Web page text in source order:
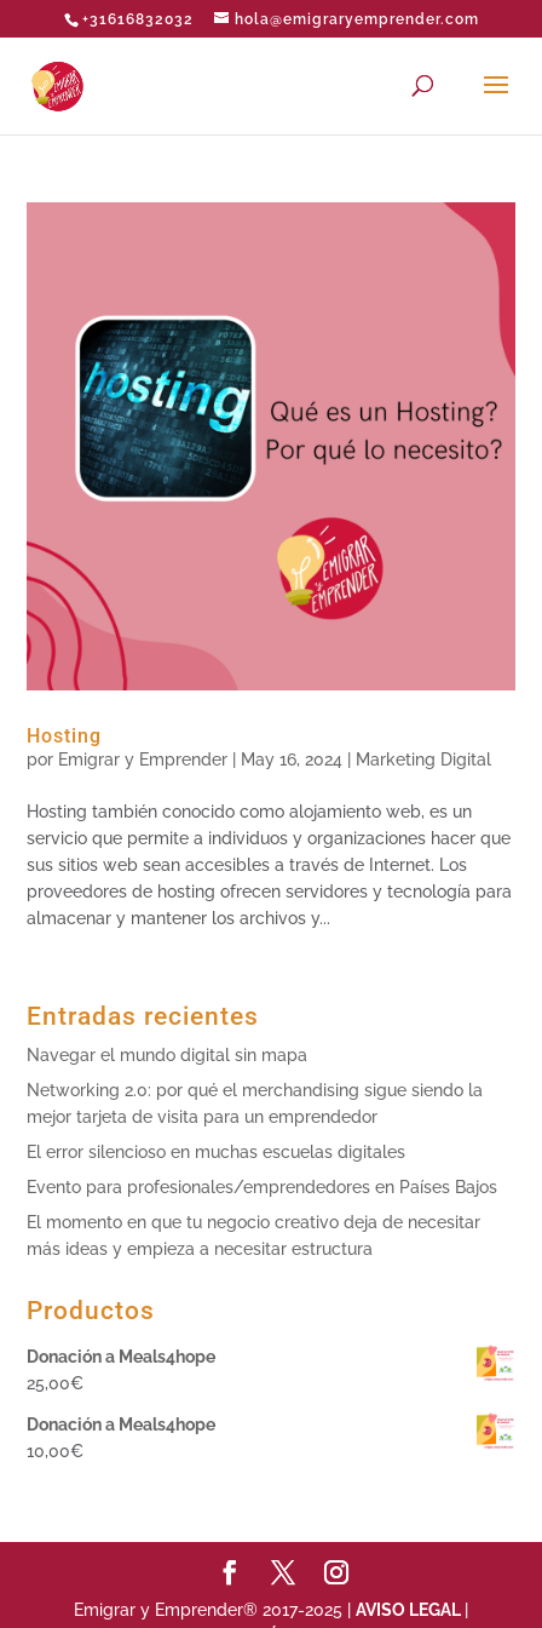
+31616832032 hola@emigraryemprender.com
Hosting
por Emigrar y Emprender May 16, 2024 Marketing Digital
Hosting también conocido como alojamiento web, es un
servicio que permite a individuos y organizaciones hacer que
sus sitios web sean accesibles a través de Internet. Los
proveedores de hosting ofrecen servidores y tecnología para
almacenar y mantener los archivos y...
Entradas recientes
Navegar el mundo digital sin mapa
Networking 2.0: por qué el merchandising sigue siendo la
mejor tarjeta de visita para un emprendedor
El error silencioso en muchas escuelas digitales
Evento para profesionales/emprendedores en Países Bajos
El momento en que tu negocio creativo deja de necesitar
más ideas y empieza a necesitar estructura
Productos
Donación a Meals4hope
25,00€
Donación a Meals4hope
10,00€
Emigrar y Emprender® 2017-2025 | AVISO LEGAL